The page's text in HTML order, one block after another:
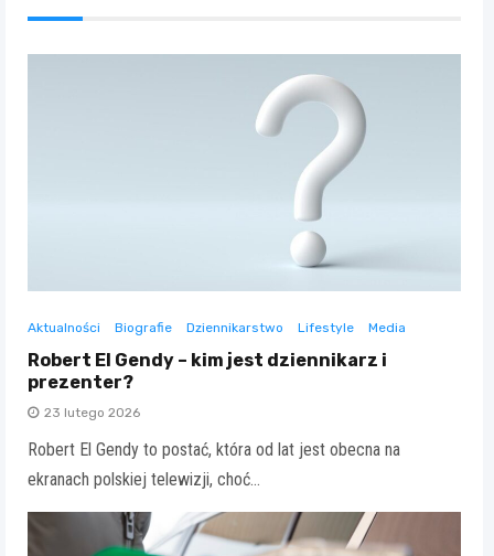
Aktualności Biografie Dziennikarstwo Lifestyle Media
Robert El Gendy – kim jest dziennikarz i
prezenter?
23 lutego 2026
Robert El Gendy to postać, która od lat jest obecna na
ekranach polskiej telewizji, choć…